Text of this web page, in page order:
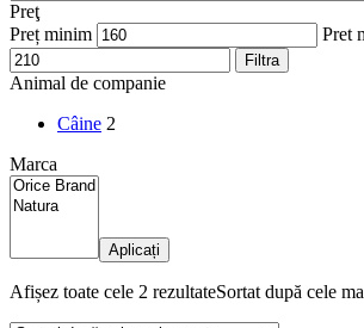
Preţ
Preț minim
Pret
Filtra
Animal de companie
Câine 2
Marca
Aplicați
Afișez toate cele 2 rezultateSortat după cele